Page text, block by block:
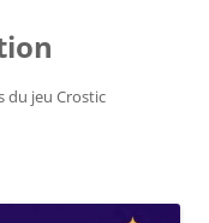
du jeu Crostic